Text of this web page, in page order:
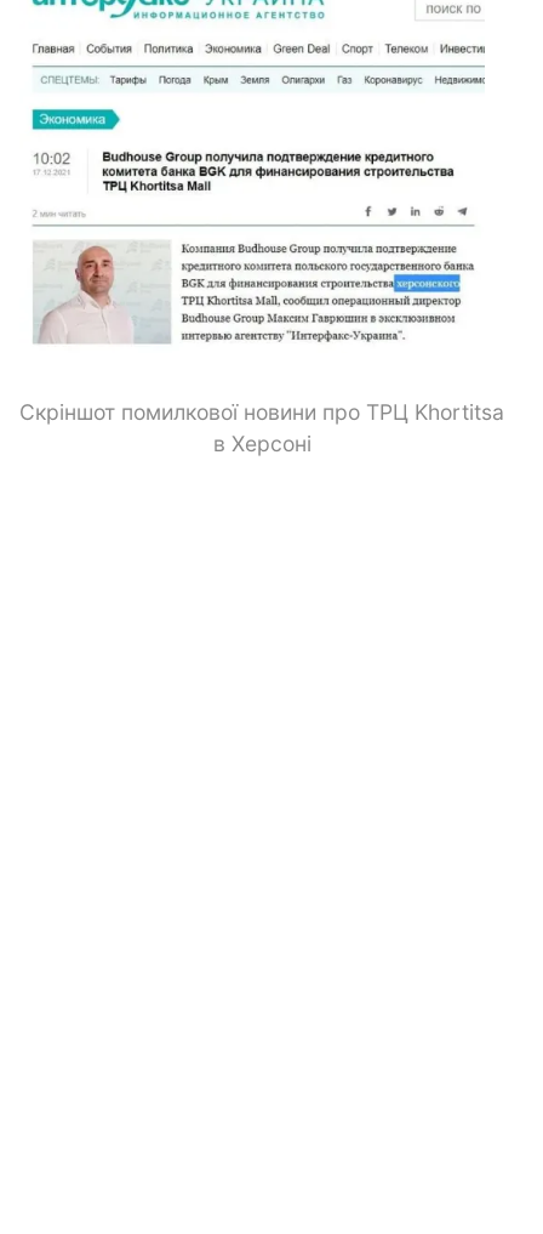
Скріншот помилкової новини про ТРЦ Khortitsa
в Херсоні